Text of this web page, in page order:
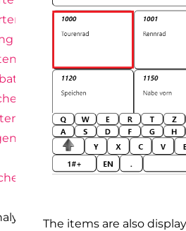
Ergebnisse
The items are also